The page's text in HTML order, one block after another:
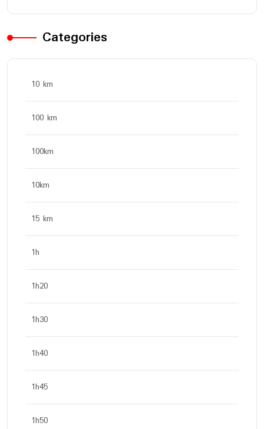
Categories
10 km
100 km
100km
10km
15 km
1h
1h20
1h30
1h40
1h45
1h50